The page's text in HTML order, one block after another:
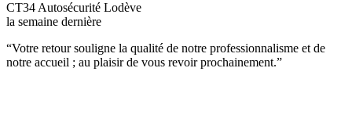
CT34 Autosécurité Lodève
la semaine dernière
“Votre retour souligne la qualité de notre professionnalisme et de
notre accueil ; au plaisir de vous revoir prochainement.”